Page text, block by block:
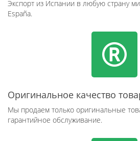
Экспорт из Испании в любую страну
España.
Оригинальное качество
Мы продаем только оригинальные
гарантийное обслуживание.